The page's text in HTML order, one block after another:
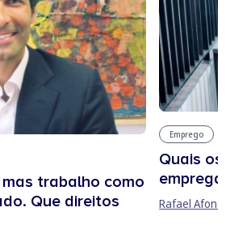
trabalho como
Que direitos
Emprego
Quais
Rafael